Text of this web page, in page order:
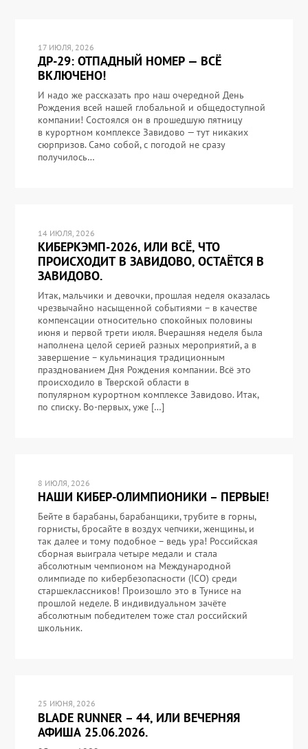
17 ИЮЛЯ, 2026
ДР-29: ОТПАДНЫЙ НОМЕР — ВСЁ
ВКЛЮЧЕНО!
И надо же рассказать про наш очередной День
Рождения всей нашей глобальной и общедоступной
компании! Состоялся он в прошедшую пятницу
в курортном комплексе Завидово — тут никаких
сюрпризов. Само собой, с погодой не сразу
получилось…
14 ИЮЛЯ, 2026
КИБЕРКЭМП-2026, ИЛИ ВСЁ, ЧТО
ПРОИСХОДИТ В ЗАВИДОВО, ОСТАЁТСЯ В
ЗАВИДОВО.
Итак, мальчики и девочки, прошлая неделя оказалась
чрезвычайно насыщенной событиями – в качестве
компенсации относительно спокойных половины
июня и первой трети июля. Вчерашняя неделя была
наполнена целой серией разных мероприятий, а в
завершение – кульминация традиционным
празднованием Дня Рождения компании. Всё это
происходило в Тверской области в
популярном курортном комплексе Завидово. Итак,
по списку. Во-первых, уже […]
8 ИЮЛЯ, 2026
НАШИ КИБЕР-ОЛИМПИОНИКИ – ПЕРВЫЕ!
Бейте в барабаны, барабанщики, трубите в горны,
горнисты, бросайте в воздух чепчики, женщины, и
так далее и тому подобное – ведь ура! Российская
сборная выиграла четыре медали и стала
абсолютным чемпионом на Международной
олимпиаде по кибербезопасности (ICO) среди
старшеклассников! Произошло это в Тунисе на
прошлой неделе. В индивидуальном зачёте
абсолютным победителем тоже стал российский
школьник.
25 ИЮНЯ, 2026
BLADE RUNNER – 44, ИЛИ ВЕЧЕРНЯЯ
АФИША 25.06.2026.